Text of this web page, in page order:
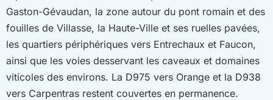
Gaston-Gévaudan, la zone autour du pont romain et des
fouilles de Villasse, la Haute-Ville et ses ruelles pavées,
les quartiers périphériques vers Entrechaux et Faucon,
ainsi que les voies desservant les caveaux et domaines
viticoles des environs. La D975 vers Orange et la D938
vers Carpentras restent couvertes en permanence.